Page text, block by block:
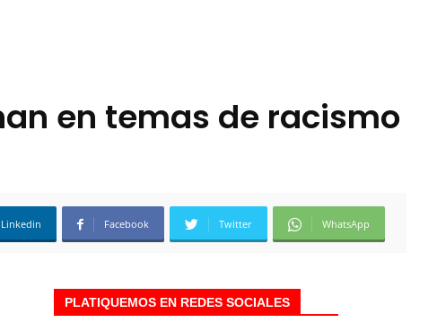
en temas de racismo
Linkedin Facebook Twitter WhatsApp
PLATIQUEMOS EN REDES SOCIALES